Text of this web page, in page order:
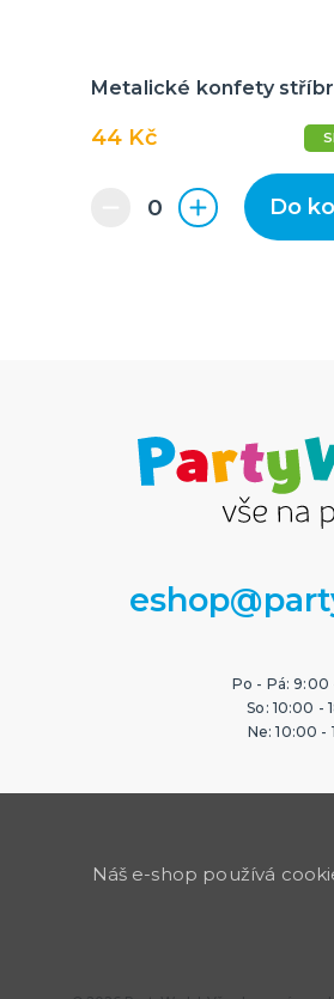
Metalické konfety
44 Kč
Do
Po - Pá: 9:00
So: 10:00 -
Ne: 10:00 -
Náš e-shop používá